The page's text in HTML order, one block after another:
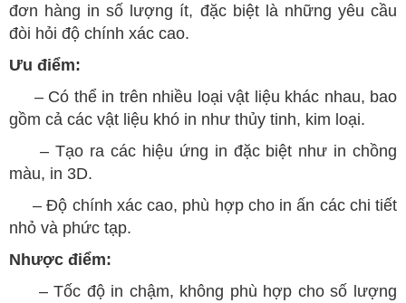
đơn hàng in số lượng ít, đặc biệt là những yêu cầu
đòi hỏi độ chính xác cao.
Ưu điểm:
– Có thể in trên nhiều loại vật liệu khác nhau, bao
gồm cả các vật liệu khó in như thủy tinh, kim loại.
– Tạo ra các hiệu ứng in đặc biệt như in chồng
màu, in 3D.
– Độ chính xác cao, phù hợp cho in ấn các chi tiết
nhỏ và phức tạp.
Nhược điểm:
– Tốc độ in chậm, không phù hợp cho số lượng